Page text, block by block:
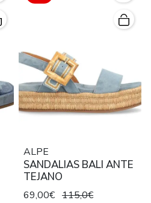
ALPE
SANDALIAS BALI ANTE
TEJANO
69,00€ 115,0€